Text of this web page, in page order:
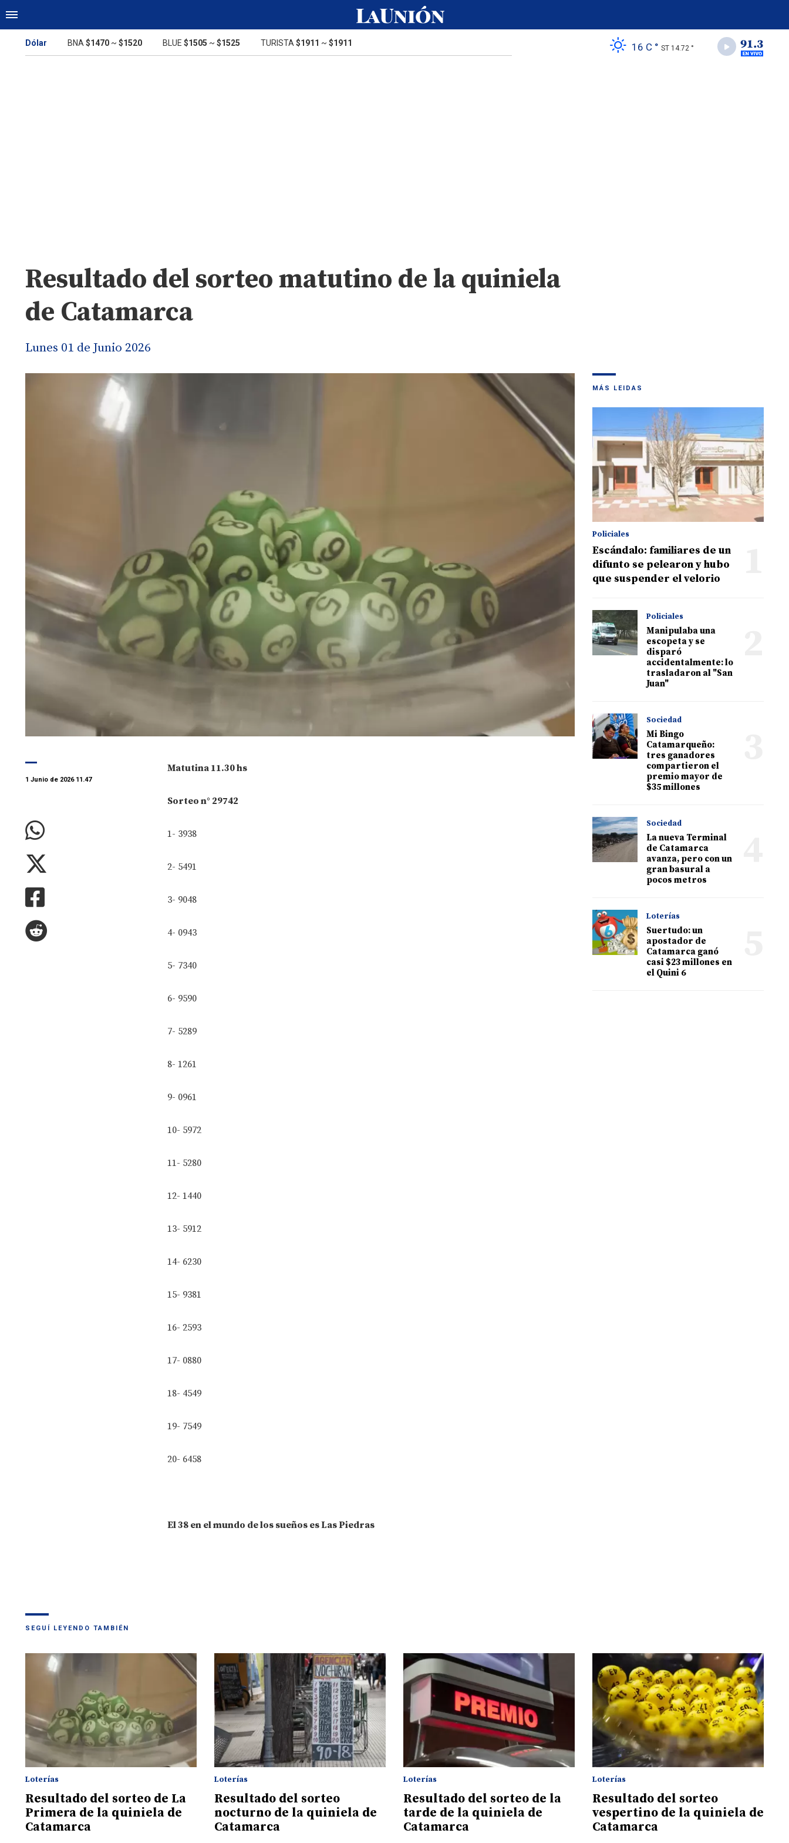
Dólar BNA $1470 ~ $1520 BLUE $1505 ~ $1525 TURISTA $1911 ~ $1911 16 C ° ST 14.72 °
Resultado del sorteo matutino de la quiniela
de Catamarca
Lunes 01 de Junio 2026
1 Junio de 2026 11.47
Matutina 11.30 hs
Sorteo n° 29742
1- 3938
2- 5491
3- 9048
4- 0943
5- 7340
6- 9590
7- 5289
8- 1261
9- 0961
10- 5972
11- 5280
12- 1440
13- 5912
14- 6230
15- 9381
16- 2593
17- 0880
18- 4549
19- 7549
20- 6458
El 38 en el mundo de los sueños es Las Piedras
MÁS LEIDAS
Policiales
Escándalo: familiares de un
difunto se pelearon y hubo
que suspender el velorio
Policiales
Manipulaba una
escopeta y se
disparó
accidentalmente: lo
trasladaron al "San
Juan"
Sociedad
Mi Bingo
Catamarqueño:
tres ganadores
compartieron el
premio mayor de
$35 millones
Sociedad
La nueva Terminal
de Catamarca
avanza, pero con un
gran basural a
pocos metros
Loterías
Suertudo: un
apostador de
Catamarca ganó
casi $23 millones en
el Quini 6
SEGUÍ LEYENDO TAMBIÉN
Loterías
Resultado del sorteo de La
Primera de la quiniela de
Catamarca
Loterías
Resultado del sorteo
nocturno de la quiniela de
Catamarca
Loterías
Resultado del sorteo de la
tarde de la quiniela de
Catamarca
Loterías
Resultado del sorteo
vespertino de la quiniela de
Catamarca